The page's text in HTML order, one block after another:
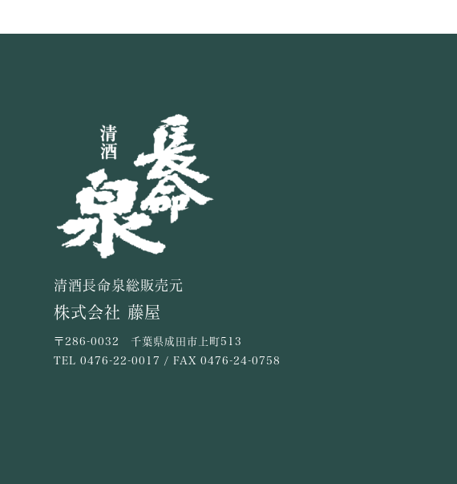
清酒長命泉総販売元
株式会社 藤屋
〒286-0032 千葉県成田市上町513
TEL0476-22-0017 / FAX 0476-24-0758